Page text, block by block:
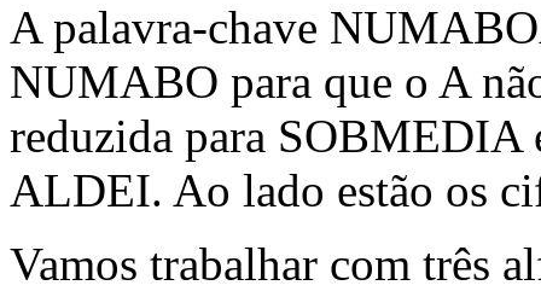
A palavra-chave
NUMABO para que o A
reduzida para SOBMEDIA
ALDEI. Ao lado estão os
Vamos trabalhar com três